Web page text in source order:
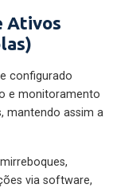
Ativos
configurado
e monitoramento
mantendo assim a
via software,